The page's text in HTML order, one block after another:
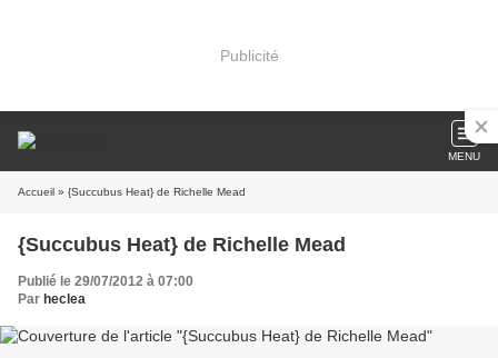
Publicité
MENU
Accueil » {Succubus Heat} de Richelle Mead
{Succubus Heat} de Richelle Mead
Publié le 29/07/2012 à 07:00
Par heclea